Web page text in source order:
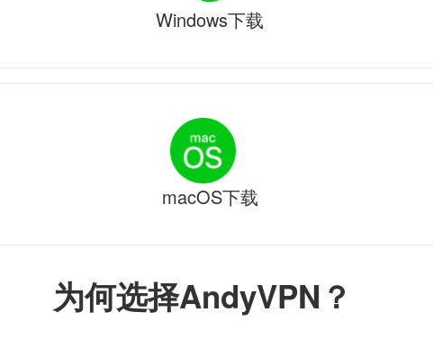
为何选择AndyVPN？
Windows下载
macOS下载